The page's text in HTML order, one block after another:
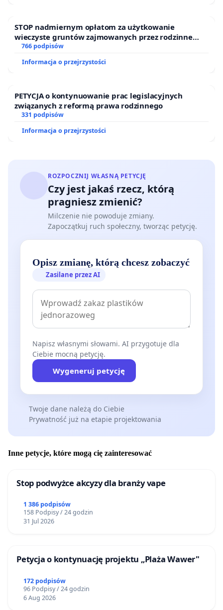
STOP nadmiernym opłatom za użytkowanie
wieczyste gruntów zajmowanych przez rodzinne
ogrody działkowe.
766 podpisów
Informacja o przejrzystości
PETYCJA o kontynuowanie prac legislacyjnych
związanych z reformą prawa rodzinnego
331 podpisów
Informacja o przejrzystości
ROZPOCZNIJ WŁASNĄ PETYCJĘ
Czy jest jakaś rzecz, którą
pragniesz zmienić?
Milczenie nie powoduje zmiany.
Zapoczątkuj ruch społeczny, tworząc petycję.
Opisz zmianę, którą chcesz zobaczyć
Zasilane przez AI
Napisz własnymi słowami. AI przygotuje dla
Ciebie mocną petycję.
Wygeneruj petycję
Twoje dane należą do Ciebie
Prywatność już na etapie projektowania
Inne petycje, które mogą cię zainteresować
Stop podwyżce akcyzy dla branży vape
1 386 podpisów
158 Podpisy / 24 godzin
31 Jul 2026
Petycja o kontynuację projektu „Plaża Wawer"
172 podpisów
96 Podpisy / 24 godzin
6 Aug 2026